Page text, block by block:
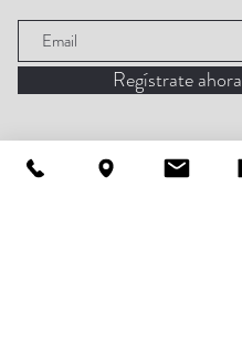
Regístrate ahora